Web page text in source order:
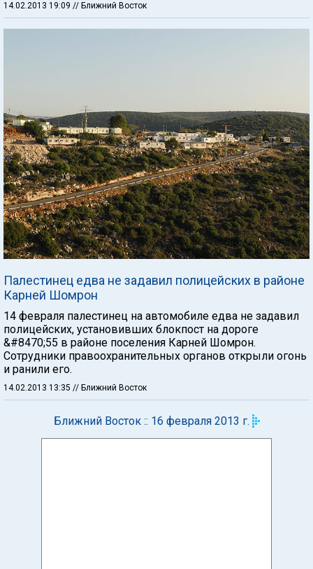
14.02.2013 19:09 // Ближний Восток
Палестинец едва не задавил полицейских в районе
Карней Шомрон
14 февраля палестинец на автомобиле едва не задавил
полицейских, установивших блокпост на дороге
&#8470;55 в районе поселения Карней Шомрон.
Сотрудники правоохранительных органов открыли огонь
и ранили его.
14.02.2013 13:35 // Ближний Восток
Ближний Восток :: 16 февраля 2013 г.